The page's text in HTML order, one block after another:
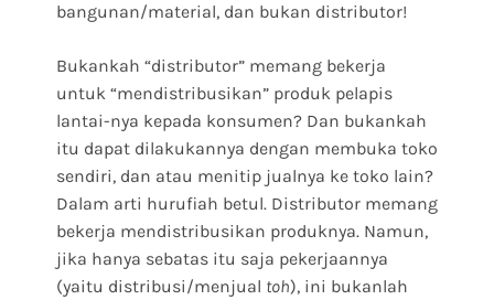
bangunan/material, dan bukan distributor!
Bukankah “distributor” memang bekerja
untuk “mendistribusikan” produk pelapis
lantai-nya kepada konsumen? Dan bukankah
itu dapat dilakukannya dengan membuka toko
sendiri, dan atau menitip jualnya ke toko lain?
Dalam arti hurufiah betul. Distributor memang
bekerja mendistribusikan produknya. Namun,
jika hanya sebatas itu saja pekerjaannya
(yaitu distribusi/menjual toh), ini bukanlah